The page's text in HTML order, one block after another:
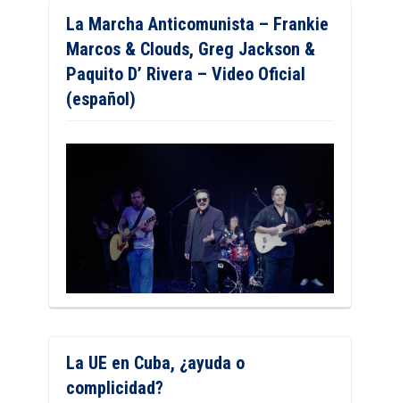
La Marcha Anticomunista – Frankie
Marcos & Clouds, Greg Jackson &
Paquito D’ Rivera – Video Oficial
(español)
La UE en Cuba, ¿ayuda o
complicidad?